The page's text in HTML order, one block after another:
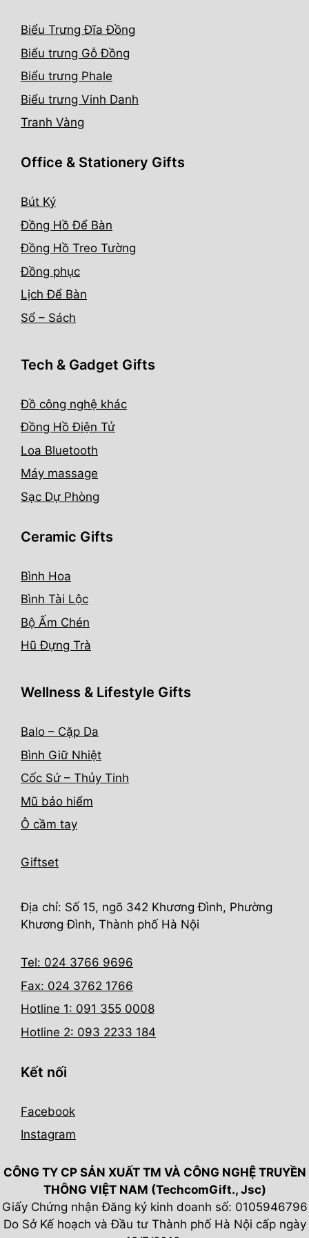
Biểu Trưng Đĩa Đồng
Biểu trưng Gỗ Đồng
Biểu trưng Phale
Biểu trưng Vinh Danh
Tranh Vàng
Office & Stationery Gifts
Bút Ký
Đồng Hồ Để Bàn
Đồng Hồ Treo Tường
Đồng phục
Lịch Để Bàn
Sổ – Sách
Tech & Gadget Gifts
Đồ công nghệ khác
Đồng Hồ Điện Tử
Loa Bluetooth
Máy massage
Sạc Dự Phòng
Ceramic Gifts
Bình Hoa
Bình Tài Lộc
Bộ Ấm Chén
Hũ Đựng Trà
Wellness & Lifestyle Gifts
Balo – Cặp Da
Bình Giữ Nhiệt
Cốc Sứ – Thủy Tinh
Mũ bảo hiểm
Ô cầm tay
Giftset
Địa chỉ: Số 15, ngõ 342 Khương Đình, Phường
Khương Đình, Thành phố Hà Nội
Tel: 024 3766 9696
Fax: 024 3762 1766
Hotline 1: 091 355 0008
Hotline 2: 093 2233 184
Kết nối
Facebook
Instagram
CÔNG TY CP SẢN XUẤT TM VÀ CÔNG NGHỆ TRUYỀN
THÔNG VIỆT NAM (TechcomGift., Jsc)
Giấy Chứng nhận Đăng ký kinh doanh số: 0105946796
Do Sở Kế hoạch và Đầu tư Thành phố Hà Nội cấp ngày